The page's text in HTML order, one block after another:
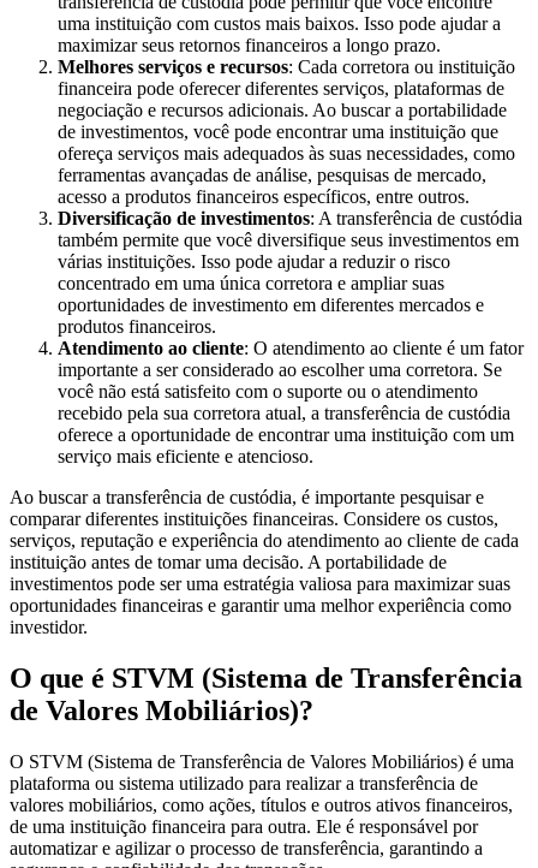
uma instituição com custos mais baixos. Isso pode ajudar a
maximizar seus retornos financeiros a longo prazo.
Melhores serviços e recursos: Cada corretora ou instituição
financeira pode oferecer diferentes serviços, plataformas de
negociação e recursos adicionais. Ao buscar a portabilidade
de investimentos, você pode encontrar uma instituição que
ofereça serviços mais adequados às suas necessidades, como
ferramentas avançadas de análise, pesquisas de mercado,
acesso a produtos financeiros específicos, entre outros.
Diversificação de investimentos: A transferência de custódia
também permite que você diversifique seus investimentos em
várias instituições. Isso pode ajudar a reduzir o risco
concentrado em uma única corretora e ampliar suas
oportunidades de investimento em diferentes mercados e
produtos financeiros.
Atendimento ao cliente: O atendimento ao cliente é um fator
importante a ser considerado ao escolher uma corretora. Se
você não está satisfeito com o suporte ou o atendimento
recebido pela sua corretora atual, a transferência de custódia
oferece a oportunidade de encontrar uma instituição com um
serviço mais eficiente e atencioso.
Ao buscar a transferência de custódia, é importante pesquisar e
comparar diferentes instituições financeiras. Considere os custos,
serviços, reputação e experiência do atendimento ao cliente de cada
instituição antes de tomar uma decisão. A portabilidade de
investimentos pode ser uma estratégia valiosa para maximizar suas
oportunidades financeiras e garantir uma melhor experiência como
investidor.
O que é STVM (Sistema de Transferência
de Valores Mobiliários)?
O STVM (Sistema de Transferência de Valores Mobiliários) é uma
plataforma ou sistema utilizado para realizar a transferência de
valores mobiliários, como ações, títulos e outros ativos financeiros,
de uma instituição financeira para outra. Ele é responsável por
automatizar e agilizar o processo de transferência, garantindo a